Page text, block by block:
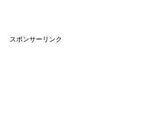
スポンサーリンク